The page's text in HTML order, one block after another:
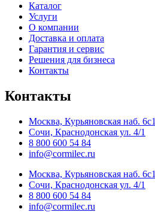
Каталог
Услуги
О компании
Доставка и оплата
Гарантия и сервис
Решения для бизнеса
Контакты
Контакты
Москва, Курьяновская наб. 6с1
Сочи, Краснодонская ул. 4/1
8 800 600 54 84
info@cormilec.ru
Москва, Курьяновская наб. 6с1
Сочи, Краснодонская ул. 4/1
8 800 600 54 84
info@cormilec.ru